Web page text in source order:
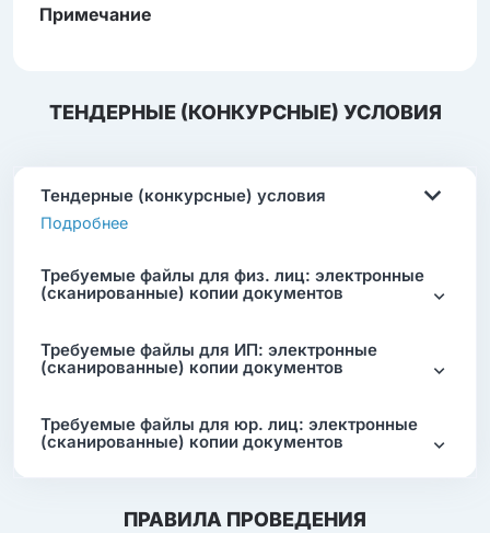
Примечание
ТЕНДЕРНЫЕ (КОНКУРСНЫЕ) УСЛОВИЯ
Тендерные (конкурсные) условия
Подробнее
Требуемые файлы для физ. лиц: электронные
(сканированные) копии документов
Требуемые файлы для ИП: электронные
(сканированные) копии документов
Требуемые файлы для юр. лиц: электронные
(сканированные) копии документов
ПРАВИЛА ПРОВЕДЕНИЯ